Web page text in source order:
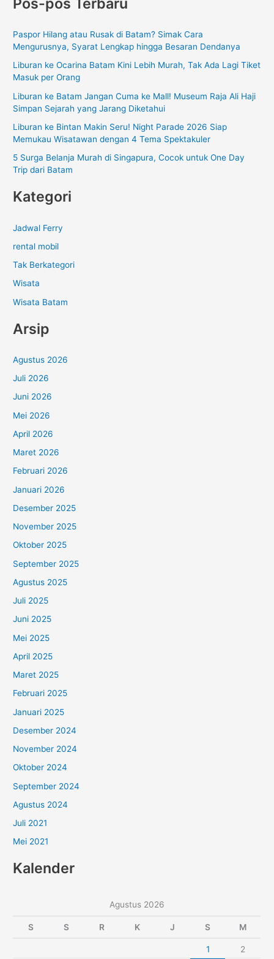
r
u
t
Paspor Hilang atau Rusak di Batam? Simak Cara
Mengurusnya, Syarat Lengkap hingga Besaran Dendanya
Liburan ke Ocarina Batam Kini Lebih Murah, Tak Ada Lagi Tiket
Masuk per Orang
Liburan ke Batam Jangan Cuma ke Mall! Museum Raja Ali Haji
Simpan Sejarah yang Jarang Diketahui
Liburan ke Bintan Makin Seru! Night Parade 2026 Siap
Memukau Wisatawan dengan 4 Tema Spektakuler
5 Surga Belanja Murah di Singapura, Cocok untuk One Day
Trip dari Batam
Kategori
Jadwal Ferry
rental mobil
Tak Berkategori
Wisata
Wisata Batam
Arsip
Agustus 2026
Juli 2026
Juni 2026
Mei 2026
April 2026
Maret 2026
Februari 2026
Januari 2026
Desember 2025
November 2025
Oktober 2025
September 2025
Agustus 2025
Juli 2025
Juni 2025
Mei 2025
April 2025
Maret 2025
Februari 2025
Januari 2025
Desember 2024
November 2024
Oktober 2024
September 2024
Agustus 2024
Juli 2021
Mei 2021
Kalender
Agustus 2026
S S R K J S M
1 2